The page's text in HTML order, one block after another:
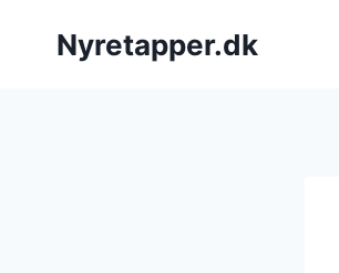
Nyretapper.dk